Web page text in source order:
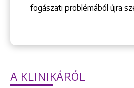
fogászati problémából újra
A KLINIKÁRÓL